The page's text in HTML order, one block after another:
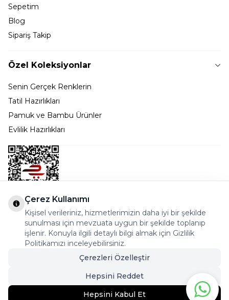
Sepetim
Blog
Sipariş Takip
Özel Koleksiyonlar
Senin Gerçek Renklerin
Tatil Hazırlıkları
Pamuk ve Bambu Ürünler
Evlilik Hazırlıkları
Bostancı Mah. Dar yol Sok. Safir sitesi 5/1 B Blok
Kadıköy - İSTANBUL
info@cekmeceonline.com
Çerez Kullanımı
Kişisel verileriniz, hizmetlerimizin daha iyi bir şekilde
sunulması için mevzuata uygun bir şekilde toplanıp
işlenir. Konuyla ilgili detaylı bilgi almak için Gizlilik
Politikamızı inceleyebilirsiniz.
Çerezleri Özelleştir
Hepsini Reddet
Hepsini Kabul Et